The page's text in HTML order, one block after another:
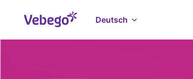
Startseite
Deutsch